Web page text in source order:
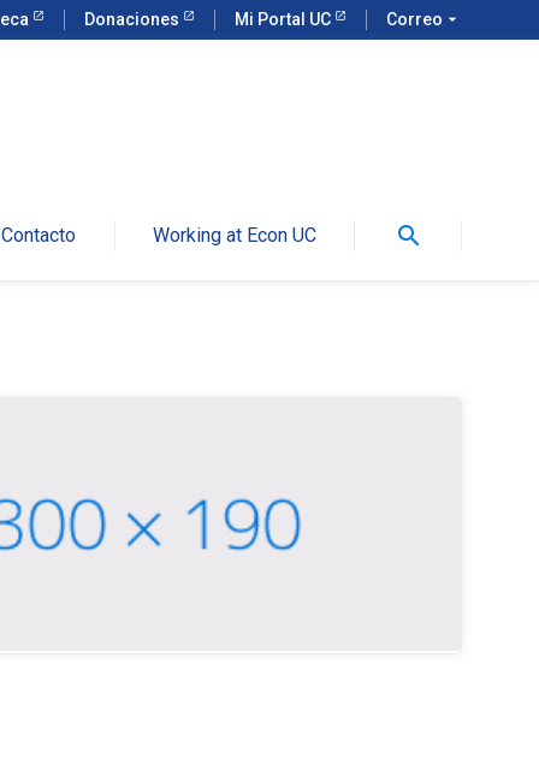
Donaciones Mi Portal UC Correo arrow_drop_down
Contacto Working at Econ UC search